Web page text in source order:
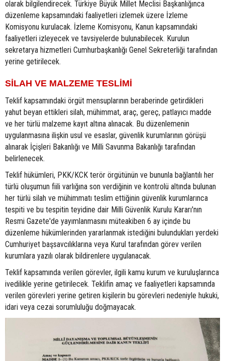
olarak bilgilendirecek. Türkiye Büyük Millet Meclisi Başkanlığınca
düzenleme kapsamındaki faaliyetleri izlemek üzere İzleme
Komisyonu kurulacak. İzleme Komisyonu, Kanun kapsamındaki
faaliyetleri izleyecek ve tavsiyelerde bulunabilecek. Kurulun
sekretarya hizmetleri Cumhurbaşkanlığı Genel Sekreterliği tarafından
yerine getirilecek.
SİLAH VE MALZEME TESLİMİ
Teklif kapsamındaki örgüt mensuplarının beraberinde getirdikleri
yahut beyan ettikleri silah, mühimmat, araç, gereç, patlayıcı madde
ve her türlü malzeme kayıt altına alınacak. Bu düzenlemenin
uygulanmasına ilişkin usul ve esaslar, güvenlik kurumlarının görüşü
alınarak İçişleri Bakanlığı ve Milli Savunma Bakanlığı tarafından
belirlenecek.
Teklif hükümleri, PKK/KCK terör örgütünün ve bununla bağlantılı her
türlü oluşumun fiili varlığına son verdiğinin ve kontrolü altında bulunan
her türlü silah ve mühimmatı teslim ettiğinin güvenlik kurumlarınca
tespiti ve bu tespitin teyidine dair Milli Güvenlik Kurulu Kararı'nın
Resmi Gazete'de yayımlanmasını müteakiben 6 ay içinde bu
düzenleme hükümlerinden yararlanmak istediğini bulundukları yerdeki
Cumhuriyet başsavcılıklarına veya Kurul tarafından görev verilen
kurumlara yazılı olarak bildirenlere uygulanacak.
Teklif kapsamında verilen görevler, ilgili kamu kurum ve kuruluşlarınca
ivedilikle yerine getirilecek. Teklifin amaç ve faaliyetleri kapsamında
verilen görevleri yerine getiren kişilerin bu görevleri nedeniyle hukuki,
idari veya cezai sorumluluğu doğmayacak.